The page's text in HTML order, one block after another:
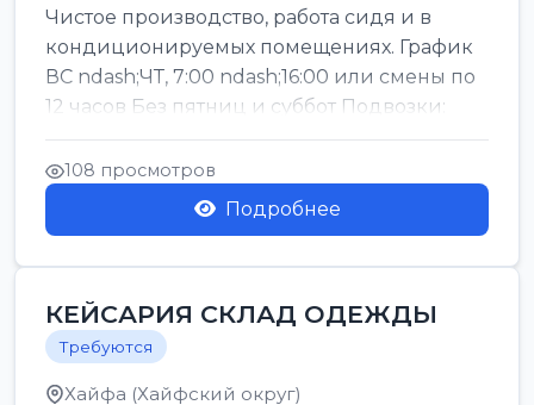
Чистое производство, работа сидя и в
кондиционируемых помещениях. График
ВС ndash;ЧТ, 7:00 ndash;16:00 или смены по
12 часов Без пятниц и суббот Подвозки:
Офаким, Нети...
108 просмотров
Подробнее
КЕЙСАРИЯ СКЛАД ОДЕЖДЫ
Требуются
Хайфа (Хайфский округ)